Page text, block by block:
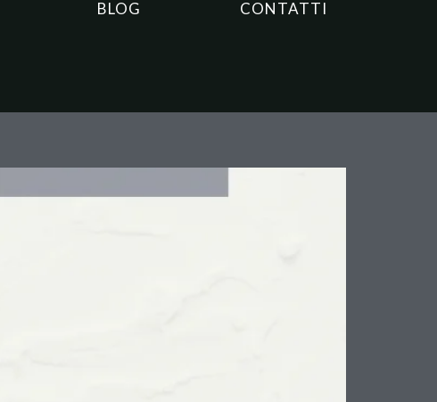
BLOG CONTATTI